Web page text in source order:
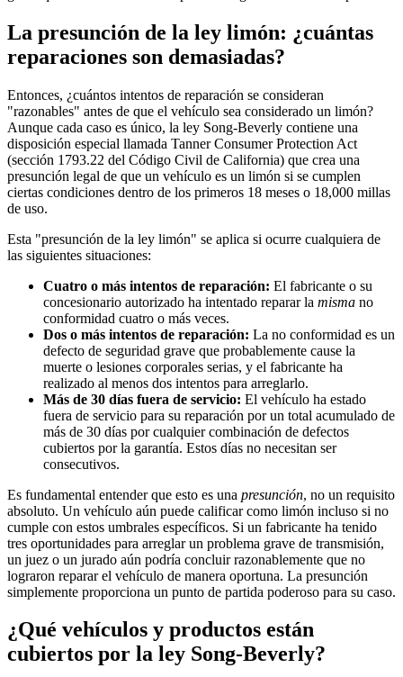
La presunción de la ley limón: ¿cuántas
reparaciones son demasiadas?
Entonces, ¿cuántos intentos de reparación se consideran
"razonables" antes de que el vehículo sea considerado un limón?
Aunque cada caso es único, la ley Song-Beverly contiene una
disposición especial llamada Tanner Consumer Protection Act
(sección 1793.22 del Código Civil de California) que crea una
presunción legal de que un vehículo es un limón si se cumplen
ciertas condiciones dentro de los primeros 18 meses o 18,000 millas
de uso.
Esta "presunción de la ley limón" se aplica si ocurre cualquiera de
las siguientes situaciones:
Cuatro o más intentos de reparación: El fabricante o su
concesionario autorizado ha intentado reparar la misma no
conformidad cuatro o más veces.
Dos o más intentos de reparación: La no conformidad es un
defecto de seguridad grave que probablemente cause la
muerte o lesiones corporales serias, y el fabricante ha
realizado al menos dos intentos para arreglarlo.
Más de 30 días fuera de servicio: El vehículo ha estado
fuera de servicio para su reparación por un total acumulado de
más de 30 días por cualquier combinación de defectos
cubiertos por la garantía. Estos días no necesitan ser
consecutivos.
Es fundamental entender que esto es una presunción, no un requisito
absoluto. Un vehículo aún puede calificar como limón incluso si no
cumple con estos umbrales específicos. Si un fabricante ha tenido
tres oportunidades para arreglar un problema grave de transmisión,
un juez o un jurado aún podría concluir razonablemente que no
lograron reparar el vehículo de manera oportuna. La presunción
simplemente proporciona un punto de partida poderoso para su caso.
¿Qué vehículos y productos están
cubiertos por la ley Song-Beverly?